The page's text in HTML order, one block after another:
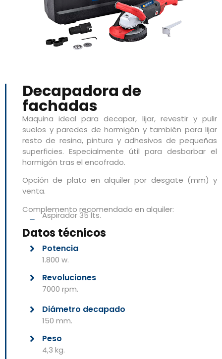
Decapadora de
fachadas
Maquina ideal para decapar, lijar, revestir y pulir
suelos y paredes de hormigón y también para lijar
resto de resina, pintura y adhesivos de pequeñas
superficies. Especialmente útil para desbarbar el
hormigón tras el encofrado.
Opción de plato en alquiler por desgate (mm) y
venta.
Complemento recomendado en alquiler:
Aspirador 35 lts.
Datos técnicos
Potencia
1.800 w.
Revoluciones
7000 rpm.
Diámetro decapado
150 mm.
Peso
4,3 kg.